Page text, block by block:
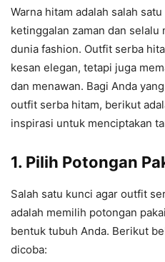
Warna hitam adalah salah
ketinggalan zaman dan selalu
dunia fashion. Outfit serba
kesan elegan, tetapi juga
dan menawan. Bagi Anda
outfit serba hitam, berikut
inspirasi untuk menciptakan
1. Pilih Potongan
Salah satu kunci agar outfit
adalah memilih potongan
bentuk tubuh Anda. Berikut
dicoba: